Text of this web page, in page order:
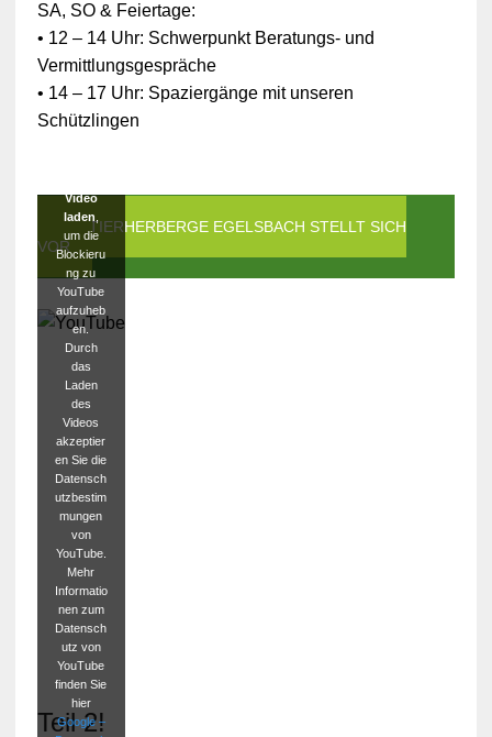
SA, SO & Feiertage:
• 12 – 14 Uhr: Schwerpunkt Beratungs- und
Vermittlungsgespräche
• 14 – 17 Uhr: Spaziergänge mit unseren
Schützlingen
DIE TIERHERBERGE EGELSBACH STELLT SICH
VOR
hen
Daten ist
die
Verbindun
g zu
blockiert
Video
laden
um die
Blockieru
ng zu
YouTube
aufzuheb
en.
Durch
das
Laden
des
Videos
akzeptier
en Sie die
Datensch
utzbestim
mungen
von
YouTube.
Mehr
Informatio
nen zum
Datensch
utz von
YouTube
finden Sie
hier
Google –
Teil 2!